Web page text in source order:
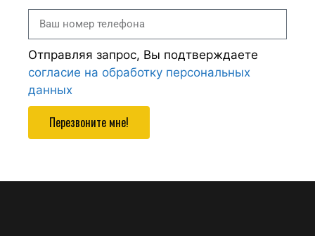
Отправляя запрос, Вы подтверждаете
согласие на обработку персональных
данных
Перезвоните мне!